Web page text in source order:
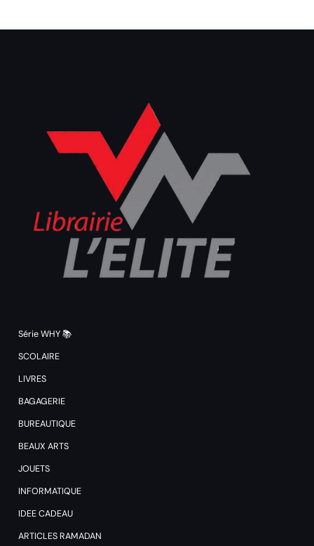
Série WHY 📚
SCOLAIRE
LIVRES
BAGAGERIE
BUREAUTIQUE
BEAUX ARTS
JOUETS
INFORMATIQUE
IDEE CADEAU
ARTICLES RAMADAN